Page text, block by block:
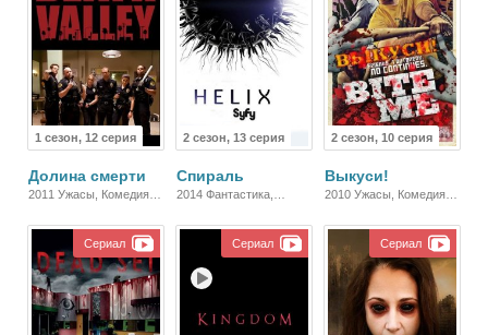
1 сезон, 12 серия
Долина смерти
2011 Ужасы, Комедия,
2 сезон, 13 серия
Спираль
2014 Фантастика,
2 сезон, 10 серия
Выкуси!
2010 Ужасы, Комедия,
Сериал Сериал Сериал